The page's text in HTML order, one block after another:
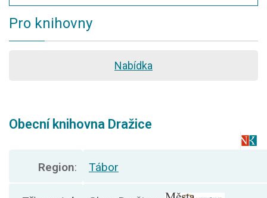
Pro knihovny
Nabídka
Obecní knihovna Dražice
Region: Tábor